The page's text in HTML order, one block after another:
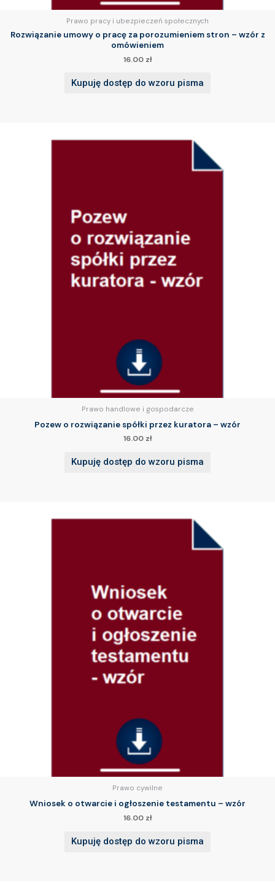
Prawo pracy i ubezpieczeń społecznych
Rozwiązanie umowy o pracę za porozumieniem stron – wzór z
omówieniem
16.00 zł
Kupuję dostęp do wzoru pisma
Prawo handlowe i gospodarcze
Pozew o rozwiązanie spółki przez kuratora – wzór
16.00 zł
Kupuję dostęp do wzoru pisma
Prawo cywilne
Wniosek o otwarcie i ogłoszenie testamentu – wzór
16.00 zł
Kupuję dostęp do wzoru pisma